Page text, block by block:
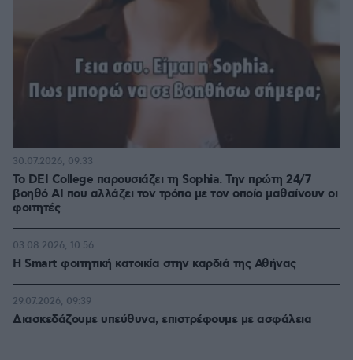
Το DEI College παρουσιάζει τη Sophia. Την πρώτη 24/7
βοηθό AI που αλλάζει τον τρόπο με τον οποίο μαθαίνουν οι
φοιτητές
30.07.2026, 09:33
Η Smart φοιτητική κατοικία στην καρδιά της Αθήνας
03.08.2026, 10:56
Διασκεδάζουμε υπεύθυνα, επιστρέφουμε με ασφάλεια
29.07.2026, 09:39